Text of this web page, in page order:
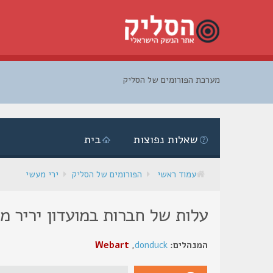
מערכת הפורומים של הסליק
בית שאלות נפוצות
עמוד ראשי הפורומים של הסליק ירי מעשי
עלות של חברות במועדון יריר
המנהלים: donduck
,
Webart